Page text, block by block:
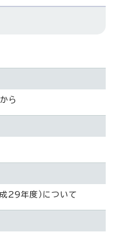
ら
29年度）について